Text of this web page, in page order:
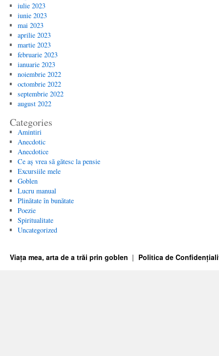
iulie 2023
iunie 2023
mai 2023
aprilie 2023
martie 2023
februarie 2023
ianuarie 2023
noiembrie 2022
octombrie 2022
septembrie 2022
august 2022
Categories
Amintiri
Anecdotic
Anecdotice
Ce aș vrea să gătesc la pensie
Excursiile mele
Goblen
Lucru manual
Plinătate în bunătate
Poezie
Spiritualitate
Uncategorized
Viața mea, arta de a trăi prin goblen Politica de